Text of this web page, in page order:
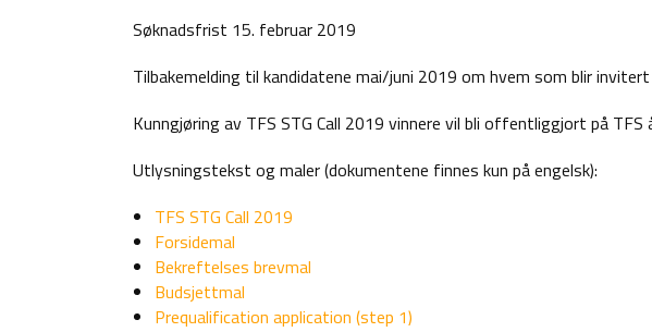
Søknadsfrist 15. februar 2019
Tilbakemelding til kandidatene mai/juni 2019 om hvem som blir
Kunngjøring av TFS STG Call 2019 vinnere vil bli offentliggjort på
Utlysningstekst og maler (dokumentene finnes kun på engelsk):
TFS STG Call 2019
Forsidemal
Bekreftelses brevmal
Budsjettmal
Prequalification application (step 1)